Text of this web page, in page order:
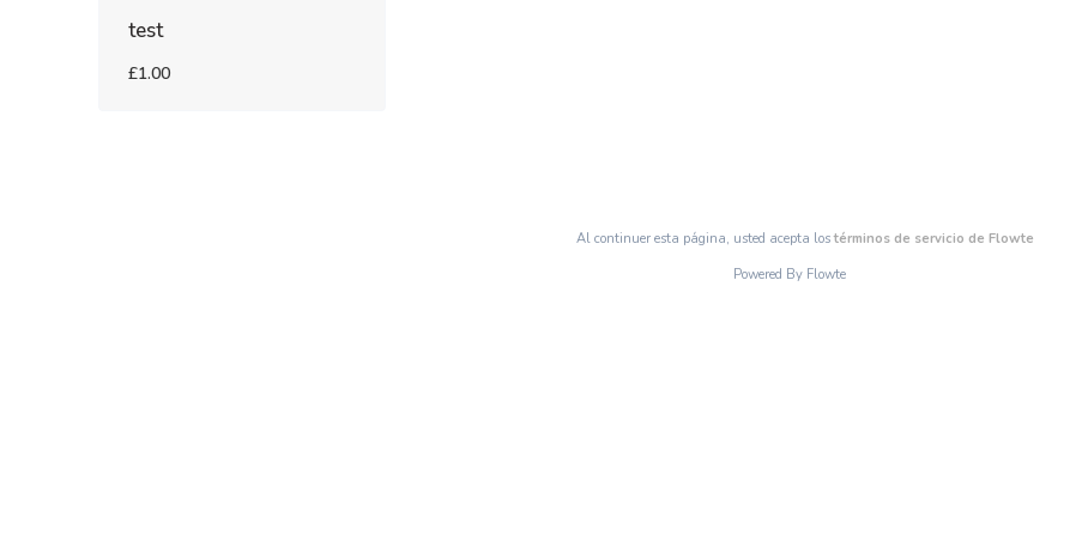
test
£1.00
Al continuer esta página, usted acepta lostérminos de servicio de Flowte
Powered By Flowte